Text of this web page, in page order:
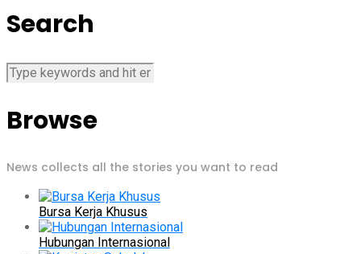
Search
Browse
News collects all the stories you want to read
Bursa Kerja Khusus
Hubungan Internasional